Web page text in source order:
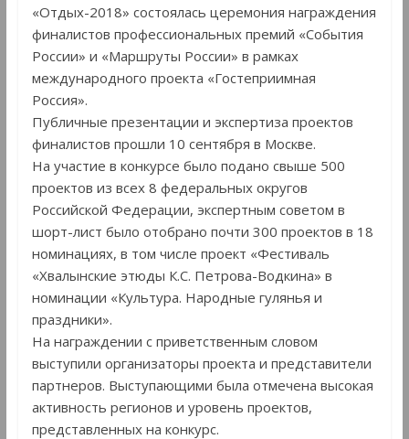
«Отдых-2018» состоялась церемония награждения
финалистов профессиональных премий «События
России» и «Маршруты России» в рамках
международного проекта «Гостеприимная
Россия».
Публичные презентации и экспертиза проектов
финалистов прошли 10 сентября в Москве.
На участие в конкурсе было подано свыше 500
проектов из всех 8 федеральных округов
Российской Федерации, экспертным советом в
шорт-лист было отобрано почти 300 проектов в 18
номинациях, в том числе проект «Фестиваль
«Хвалынские этюды К.С. Петрова-Водкина» в
номинации «Культура. Народные гулянья и
праздники».
На награждении с приветственным словом
выступили организаторы проекта и представители
партнеров. Выступающими была отмечена высокая
активность регионов и уровень проектов,
представленных на конкурс.